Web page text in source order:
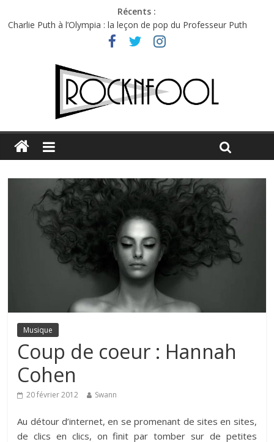
Récents :
Charlie Puth à l’Olympia : la leçon de pop du Professeur Puth
Festival Triptyque : un nouveau festival de musique indépendant
Hellfest 2026 vendredi : température et émotions en hausse
Hellfest 2026 jeudi : impossible de choisir entre chaleur et bonne
Première édition du Midgard Festival : entre bière, métal et
Musique
Coup de coeur : Hannah
Cohen
20 février 2012 Swann
Au détour d’internet, en se promenant de sites en sites,
de clics en clics, on finit par tomber sur de petites